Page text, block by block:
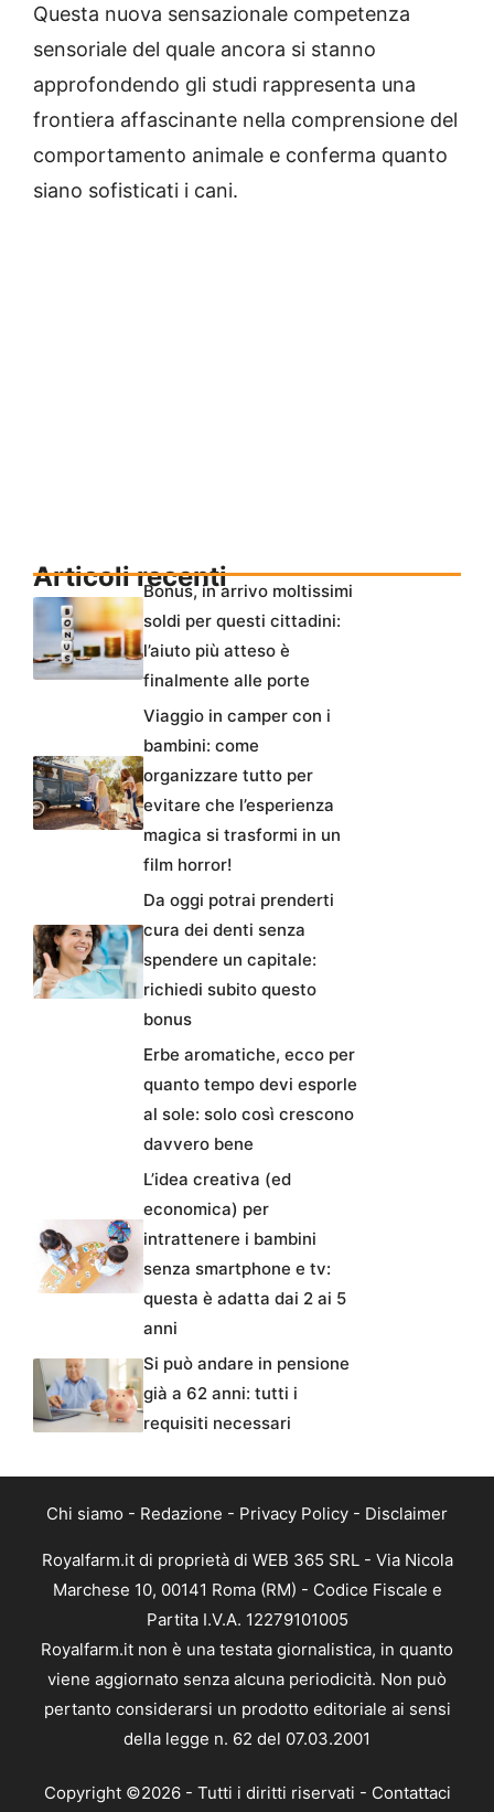
Questa nuova sensazionale competenza
sensoriale del quale ancora si stanno
approfondendo gli studi rappresenta una
frontiera affascinante nella comprensione del
comportamento animale e conferma quanto
siano sofisticati i cani.
Articoli recentiBonus, in arrivo moltissimi
soldi per questi cittadini:
l’aiuto più atteso è
finalmente alle porte
Viaggio in camper con i
bambini: come
organizzare tutto per
evitare che l’esperienza
magica si trasformi in un
film horror!
Da oggi potrai prenderti
cura dei denti senza
spendere un capitale:
richiedi subito questo
bonus
Erbe aromatiche, ecco per
quanto tempo devi esporle
al sole: solo così crescono
davvero bene
L’idea creativa (ed
economica) per
intrattenere i bambini
senza smartphone e tv:
questa è adatta dai 2 ai 5
anni
Si può andare in pensione
già a 62 anni: tutti i
requisiti necessari
Chi siamo - Redazione - Privacy Policy - Disclaimer
Royalfarm.it di proprietà di WEB 365 SRL - Via Nicola
Marchese 10, 00141 Roma (RM) - Codice Fiscale e
Partita I.V.A. 12279101005
Royalfarm.it non è una testata giornalistica, in quanto
viene aggiornato senza alcuna periodicità. Non può
pertanto considerarsi un prodotto editoriale ai sensi
della legge n. 62 del 07.03.2001
Copyright ©2026 - Tutti i diritti riservati - Contattaci